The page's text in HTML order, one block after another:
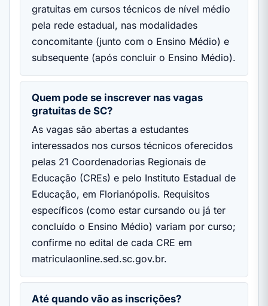
gratuitas em cursos técnicos de nível médio
pela rede estadual, nas modalidades
concomitante (junto com o Ensino Médio) e
subsequente (após concluir o Ensino Médio).
Quem pode se inscrever nas vagas
gratuitas de SC?
As vagas são abertas a estudantes
interessados nos cursos técnicos oferecidos
pelas 21 Coordenadorias Regionais de
Educação (CREs) e pelo Instituto Estadual de
Educação, em Florianópolis. Requisitos
específicos (como estar cursando ou já ter
concluído o Ensino Médio) variam por curso;
confirme no edital de cada CRE em
matriculaonline.sed.sc.gov.br.
Até quando vão as inscrições?